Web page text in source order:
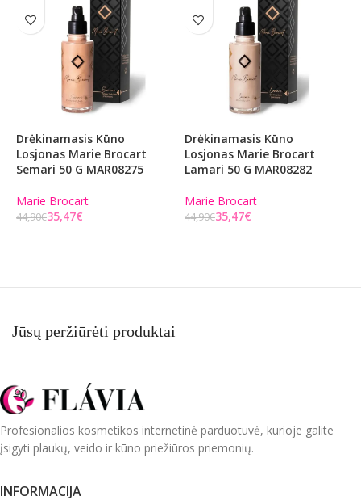
Drėkinamasis Kūno
Losjonas Marie Brocart
Semari 50 G MAR08275
Marie Brocart
44,90€35,47€
Drėkinamasis Kūno
Losjonas Marie Brocart
Lamari 50 G MAR08282
Marie Brocart
44,90€35,47€
Jūsų peržiūrėti produktai
Profesionalios kosmetikos internetinė parduotuvė, kurioje galite
įsigyti plaukų, veido ir kūno priežiūros priemonių.
INFORMACIJA